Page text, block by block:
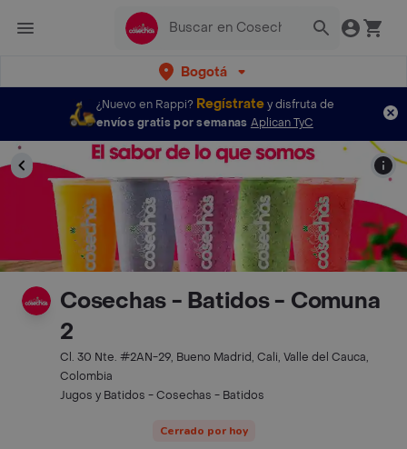
Bogotá
¿Nuevo en Rappi? Regístratey disfruta de
envíos gratis por semanas Aplican TyC
Cosechas - Batidos - Comuna
2
Cl. 30 Nte. #2AN-29, Bueno Madrid, Cali, Valle del Cauca,
Colombia
Jugos y Batidos - Cosechas - Batidos
Cerrado por hoy